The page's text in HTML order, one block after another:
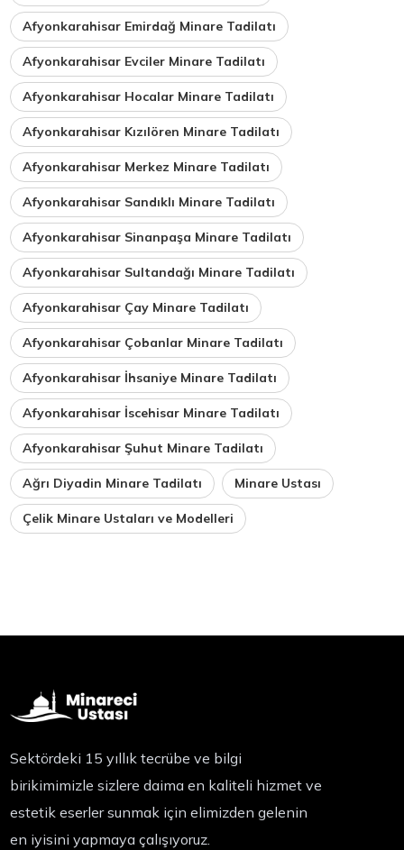
Afyonkarahisar Emirdağ Minare Tadilatı
Afyonkarahisar Evciler Minare Tadilatı
Afyonkarahisar Hocalar Minare Tadilatı
Afyonkarahisar Kızılören Minare Tadilatı
Afyonkarahisar Merkez Minare Tadilatı
Afyonkarahisar Sandıklı Minare Tadilatı
Afyonkarahisar Sinanpaşa Minare Tadilatı
Afyonkarahisar Sultandağı Minare Tadilatı
Afyonkarahisar Çay Minare Tadilatı
Afyonkarahisar Çobanlar Minare Tadilatı
Afyonkarahisar İhsaniye Minare Tadilatı
Afyonkarahisar İscehisar Minare Tadilatı
Afyonkarahisar Şuhut Minare Tadilatı
Ağrı Diyadin Minare Tadilatı Minare Ustası
Çelik Minare Ustaları ve Modelleri
Sektördeki 15 yıllık tecrübe ve bilgi
birikimimizle sizlere daima en kaliteli hizmet ve
estetik eserler sunmak için elimizden gelenin
en iyisini yapmaya çalışıyoruz.